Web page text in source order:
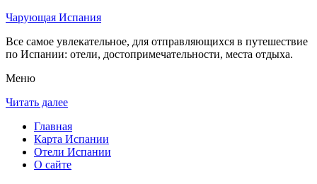
Чарующая Испания
Все самое увлекательное, для отправляющихся в путешествие
по Испании: отели, достопримечательности, места отдыха.
Меню
Читать далее
Главная
Карта Испании
Отели Испании
О сайте